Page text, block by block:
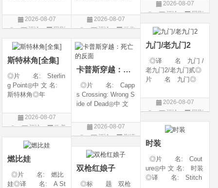
/ 历史 / 古装◎语
上映日期 2026-07-
20(中国大陆)◎
2026-08-07
评论
国剧
年 代 2026◎
产 地 中国大陆
爱情◎语 言 汉
语普通话◎上映日期
2026-08-07
评论
国剧
&amp;middot;绝密任
务◎年 代: 202
大陆◎类 别:
动作 / 战争 / 犯
2026-08-07
评论
动作
片
九门/老九门2
◎译 名 九门 /
老九门2/老九门贰◎
片 名 九门◎
产 地 中国大陆
◎类 别 剧情 /
言 汉语普通话◎上
映日期 2026-07
2026-08-07
评论
国剧
斯特林角[全集]
◎片 名: Sterlin
g Point◎中 文 名:
斯特林角◎年
地: 美国◎类
别: 剧情◎语
期: 2026-08-05(美
国)◎IMDb评分: 6
2026-08-07
评论
欧美
剧
卡普斯穿越：死亡的反面
◎片 名: Capp
s Crossing: Wrong S
ide of Dead◎中 文
死亡的反面◎年
代: 2026◎产
别: 剧情 / 悬疑 / 惊
悚 / 犯罪◎语
2026-08-07
评论
剧情
片
时装
◎片 名: Cout
ure◎中 文 名: 时装
◎译 名: Stitch
燃比娃
◎片 名: 燃比
娃◎译 名: A St
双枪红娘子
◎标 题 双枪